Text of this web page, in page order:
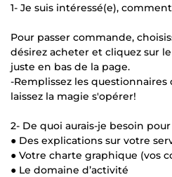
1- Je suis intéressé(e),
Pour passer commande,
désirez acheter et cliquez sur
juste en bas de la page.
-Remplissez les questionnaires
laissez la magie s'opérer!
2- De quoi aurais-je besoin
● Des explications sur votre
● Votre charte graphique (vos
● Le domaine d’activité